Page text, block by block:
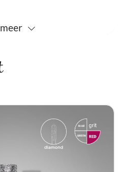
plakt u op de
de gebruikte
vijlhouder aftrekken. Het
Staleks wegwerpvijlen
om voor, tijdens
steriel te
meer